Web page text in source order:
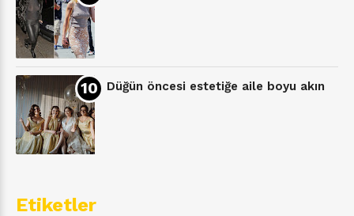
Düğün öncesi estetiğe aile boyu akın
Etiketler